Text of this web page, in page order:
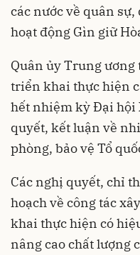
các nước về quân
hoạt động Gìn giữ
Quân ủy Trung
triển khai thực hiện
hết nhiệm kỳ Đại hội
quyết, kết luận về
phòng, bảo vệ Tổ
Các nghị quyết, chỉ
hoạch về công tác
khai thực hiện có
nâng cao chất lượng